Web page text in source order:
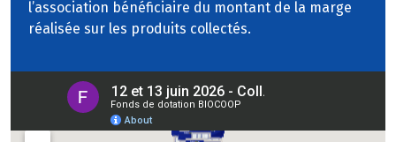
l’association bénéficiaire du montant de la marge
réalisée sur les produits collectés.